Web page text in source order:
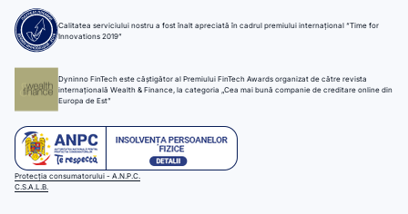
Calitatea serviciului nostru a fost înalt apreciată în cadrul premiului internațional “Time for
Innovations 2019”
Dyninno FinTech este câștigător al Premiului FinTech Awards organizat de către revista
internațională Wealth & Finance, la categoria „Cea mai bună companie de creditare online din
Europa de Est”
Protecția consumatorului - A.N.P.C.
C.S.A.L.B.